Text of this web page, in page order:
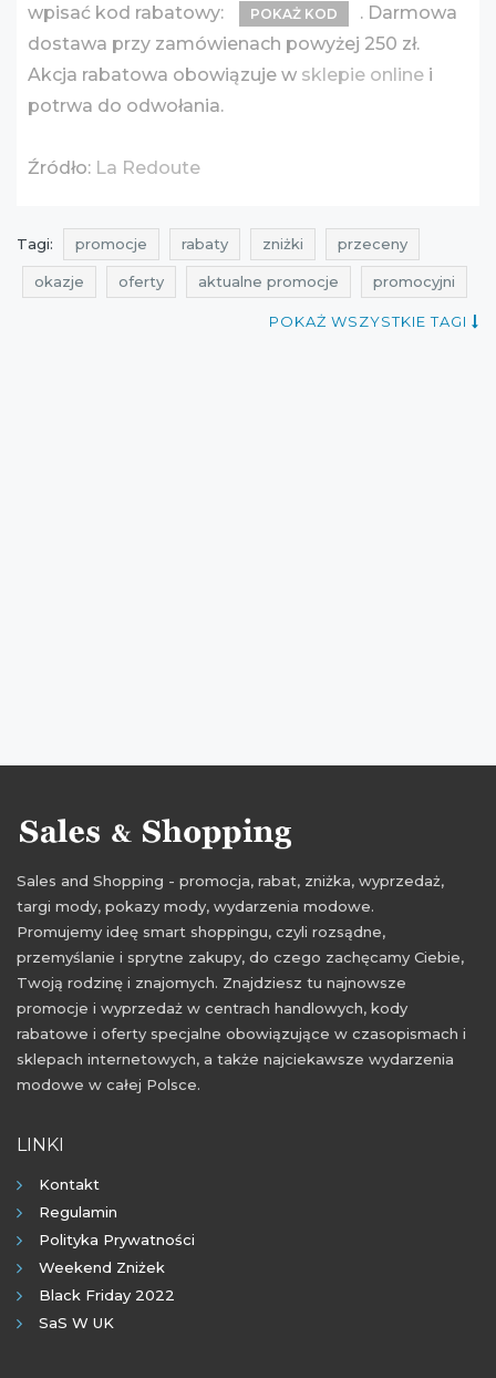
wpisać kod rabatowy:
POKAŻ KOD
. Darmowa
dostawa przy zamówienach powyżej 250 zł.
Akcja rabatowa obowiązuje w sklepie online i
potrwa do odwołania.
Źródło: La Redoute
Tagi: promocje rabaty zniżki przeceny
okazje oferty aktualne promocje promocyjni
rabaty na odzież
POKAŻ WSZYSTKIE TAGI
Sales and Shopping - promocja, rabat, zniżka, wyprzedaż,
targi mody, pokazy mody, wydarzenia modowe.
Promujemy ideę smart shoppingu, czyli rozsądne,
przemyślanie i sprytne zakupy, do czego zachęcamy Ciebie,
Twoją rodzinę i znajomych. Znajdziesz tu najnowsze
promocje i wyprzedaż w centrach handlowych, kody
rabatowe i oferty specjalne obowiązujące w czasopismach i
sklepach internetowych, a także najciekawsze wydarzenia
modowe w całej Polsce.
LINKI
Kontakt
Regulamin
Polityka Prywatności
Weekend Zniżek
Black Friday 2022
SaS W UK